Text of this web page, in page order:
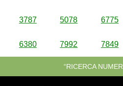
3787 5078 6775
6380 7992 7849
“RICERCA